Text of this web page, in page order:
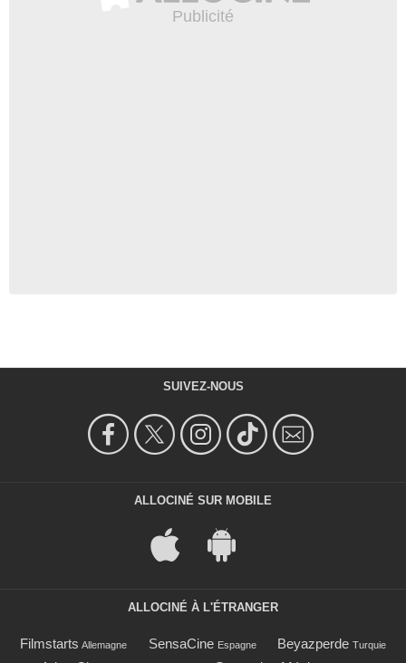
SUIVEZ-NOUS
ALLOCINÉ SUR MOBILE
ALLOCINÉ À L'ÉTRANGER
Filmstarts Allemagne SensaCine Espagne Beyazperde Turquie